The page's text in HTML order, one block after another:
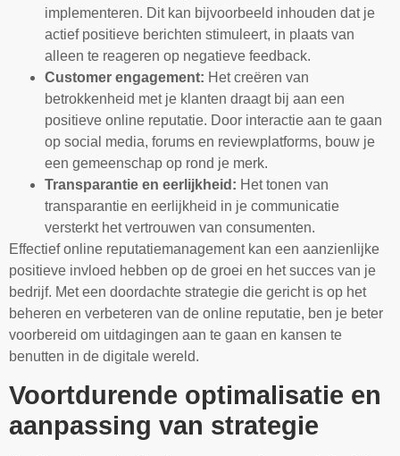
implementeren. Dit kan bijvoorbeeld inhouden dat je
actief positieve berichten stimuleert, in plaats van
alleen te reageren op negatieve feedback.
Customer engagement: Het creëren van
betrokkenheid met je klanten draagt bij aan een
positieve online reputatie. Door interactie aan te gaan
op social media, forums en reviewplatforms, bouw je
een gemeenschap op rond je merk.
Transparantie en eerlijkheid: Het tonen van
transparantie en eerlijkheid in je communicatie
versterkt het vertrouwen van consumenten.
Effectief online reputatiemanagement kan een aanzienlijke
positieve invloed hebben op de groei en het succes van je
bedrijf. Met een doordachte strategie die gericht is op het
beheren en verbeteren van de online reputatie, ben je beter
voorbereid om uitdagingen aan te gaan en kansen te
benutten in de digitale wereld.
Voortdurende optimalisatie en
aanpassing van strategie